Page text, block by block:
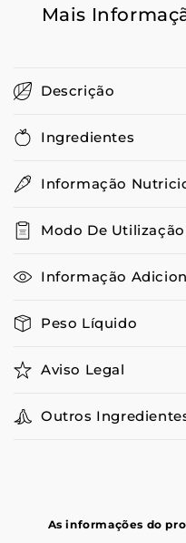
Mais
Descrição
Ingredientes
Informação
Modo De Utilização
Informação
Peso Líquido
Aviso Legal
Outros
As informações do